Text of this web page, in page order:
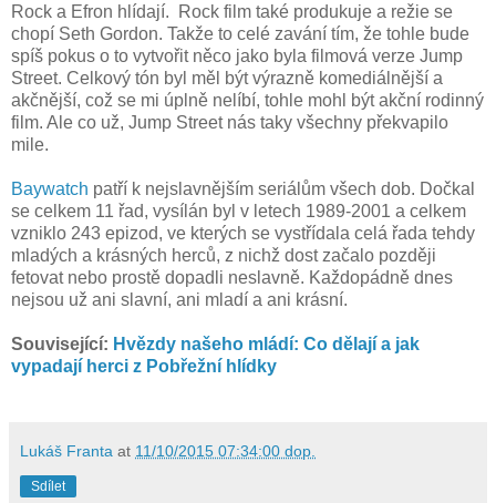
Rock a Efron hlídají. Rock film také produkuje a režie se
chopí Seth Gordon. Takže to celé zavání tím, že tohle bude
spíš pokus o to vytvořit něco jako byla filmová verze Jump
Street. Celkový tón byl měl být výrazně komediálnější a
akčnější, což se mi úplně nelíbí, tohle mohl být akční rodinný
film. Ale co už, Jump Street nás taky všechny překvapilo
mile.
Baywatch patří k nejslavnějším seriálům všech dob. Dočkal
se celkem 11 řad, vysílán byl v letech 1989-2001 a celkem
vzniklo 243 epizod, ve kterých se vystřídala celá řada tehdy
mladých a krásných herců, z nichž dost začalo později
fetovat nebo prostě dopadli neslavně. Každopádně dnes
nejsou už ani slavní, ani mladí a ani krásní.
Související: Hvězdy našeho mládí: Co dělají a jak
vypadají herci z Pobřežní hlídky
Lukáš Franta at 11/10/2015 07:34:00 dop.
Sdílet